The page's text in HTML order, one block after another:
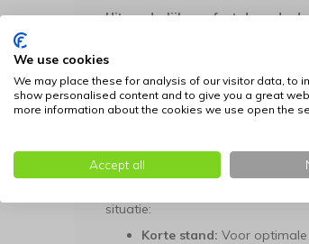
Uitzonderlijk comfort door de
biedt deze hondenriem een
binnenzijde volledig onderlegd
ontstaat een riem die vederlicht
voering dempt de druk op de
hond enthousiast aan de lijn trekt.
aan beide uiteinden maakt deze
van de drie stevig verankerde
situatie:
Korte stand: Voor optimale
We use cookies
We may place these for analysis of our visitor data, to
show personalised content and to give you a great
more information about the cookies we use open the
Accept all